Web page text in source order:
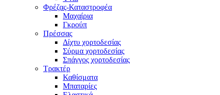
Φρέζας-Καταστροφέα
Mαχαίρια
Γκρούπ
Πρέσσας
Δίχτυ χορτοδεσίας
Σύρμα χορτοδεσίας
Σπάγγος χορτοδεσίας
Τρακτέρ
Καθίσματα
Μπαταρίες